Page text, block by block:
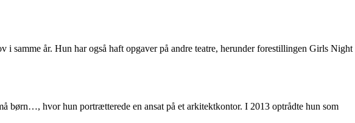
samme år. Hun har også haft opgaver på andre teatre, herunder forestillingen Girls Night
børn…, hvor hun portrætterede en ansat på et arkitektkontor. I 2013 optrådte hun som